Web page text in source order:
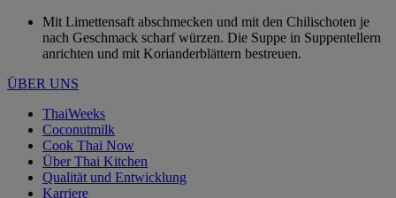
Mit Limettensaft abschmecken und mit den Chilischoten je
nach Geschmack scharf würzen. Die Suppe in Suppentellern
anrichten und mit Korianderblättern bestreuen.
ÜBER UNS
ThaiWeeks
Coconutmilk
Cook Thai Now
Über Thai Kitchen
Qualität und Entwicklung
Karriere